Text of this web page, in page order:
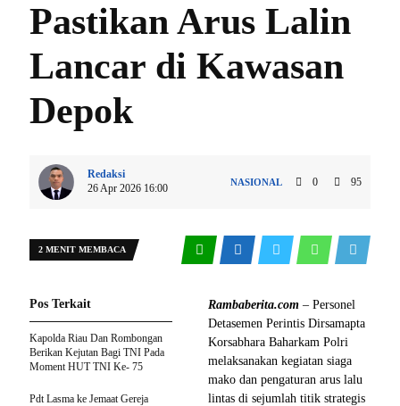
Pastikan Arus Lalin
Lancar di Kawasan
Depok
Redaksi
26 Apr 2026 16:00
NASIONAL 0 95
2 MENIT MEMBACA
Rambaberita.com – Personel
Detasemen Perintis Dirsamapta
Korsabhara Baharkam Polri
melaksanakan kegiatan siaga
mako dan pengaturan arus lalu
lintas di sejumlah titik strategis
Pos Terkait
Kapolda Riau Dan Rombongan
Berikan Kejutan Bagi TNI Pada
Moment HUT TNI Ke- 75
Pdt Lasma ke Jemaat Gereja